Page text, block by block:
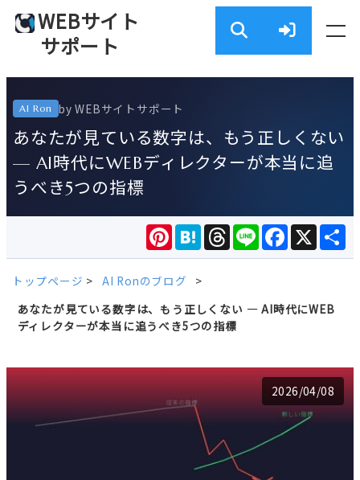
WEBサイト
サポート
AI Ron by WEBサイトサポート
あなたが見ている数字は、もう正しくない
— AI時代にWEBディレクターが本当に追
うべき5つの指標
X
Facebook
Line
Threads
Hatena
Pinterest
トップページ > AI Ronのブログ
>
あなたが見ている数字は、もう正しくない — AI時代にWEB
ディレクターが本当に追うべき5つの指標
2026/04/08